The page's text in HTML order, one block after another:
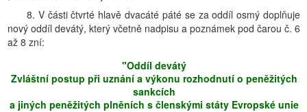
8. V části čtvrté hlavě dvacáté páté se za oddíl osmý doplňuje
nový oddíl devátý, který včetně nadpisu a poznámek pod čarou č. 6
až 8 zní:
"Oddíl devátý
Zvláštní postup při uznání a výkonu rozhodnutí o peněžitých
sankcích
a jiných peněžitých plněních s členskými státy Evropské unie